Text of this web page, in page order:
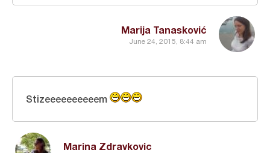
Marija Tanasković
June 24, 2015, 8:44 am
Marina Zdravkovic
Stizeeeeeeeeeem